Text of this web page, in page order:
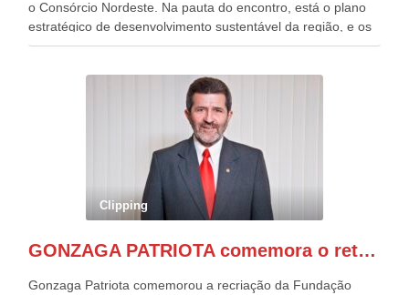
o Consórcio Nordeste. Na pauta do encontro, está o plano
estratégico de desenvolvimento sustentável da região, e os
desafios para a elaboração de políticas públicas, que
evento contou com a presença do Vice-presidente Geraldo
Alckmin, que também ocupa o Ministério do
Desenvolvimento, Indústria, Comércio e Serviços, o ex
governador de Pernambuco, agora Presidente do Banco do
Nordeste, Paulo Câmara, o ex Deputado Federal, e
atualmente Superintendente da SUDENE, Danilo Cabral, da
Governadora de Pernambuco, Raquel Lyra, os ministros da
Casa Civil, Rui Costa, e da Integração e do Desenvolvimento
de todo Nordeste que também ajudam a fomentar o
Clipping
GONZAGA PATRIOTA comemora o retorno da FUNASA
Gonzaga Patriota comemorou a recriação da Fundação